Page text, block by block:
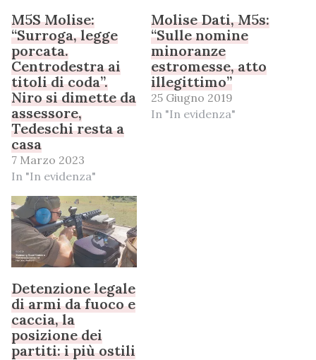
M5S Molise:
“Surroga, legge
porcata.
Centrodestra ai
titoli di coda”.
Niro si dimette da
assessore,
Tedeschi resta a
casa
7 Marzo 2023
In "In evidenza"
Molise Dati, M5s:
“Sulle nomine
minoranze
estromesse, atto
illegittimo”
25 Giugno 2019
In "In evidenza"
Detenzione legale
di armi da fuoco e
caccia, la
posizione dei
partiti: i più ostili